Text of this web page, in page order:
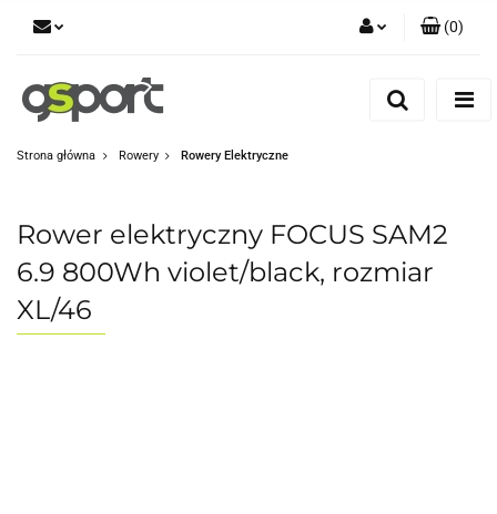
Dodaj zgłoszenie
(0)
Strona główna Rowery Rowery Elektryczne
Rower elektryczny FOCUS SAM2
6.9 800Wh violet/black, rozmiar
XL/46